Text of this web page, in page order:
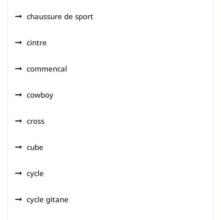
chaussure de sport
cintre
commencal
cowboy
cross
cube
cycle
cycle gitane